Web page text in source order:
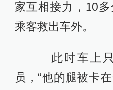
家互相接力，10
乘客救出车外。
此时车上只
员，“他的腿被卡